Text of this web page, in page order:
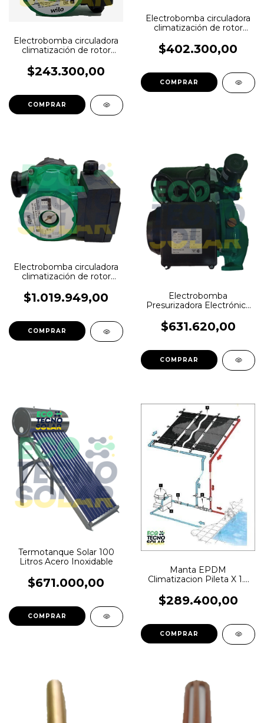
Electrobomba circuladora
climatización de rotor
RS25/6-130
$243.300,00
Electrobomba circuladora
climatización de rotor
RS25/8
$402.300,00
Electrobomba circuladora
climatización de rotor
30/6.5
$1.019.949,00
Electrobomba
Presurizadora Electrónica
$631.620,00
Termotanque Solar 100
Litros Acero Inoxidable
$671.000,00
Manta EPDM
Climatizacion Pileta X 1.5
$289.400,00
COMPRAR